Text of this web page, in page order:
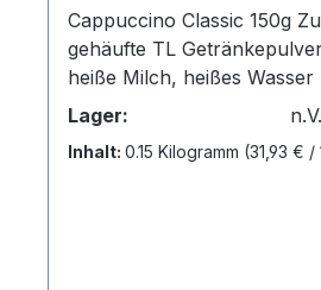
Cappuccino Classic 150g
gehäufte TL
heiße Milch, heißes Wasser
Pflanzendrinks (z.B. Hafer,
einrühren.Kaffee- und
GetränkepulverZutaten:
Lager: n.V.
Inhalt: 0.15 Kilogramm (31,93 € /